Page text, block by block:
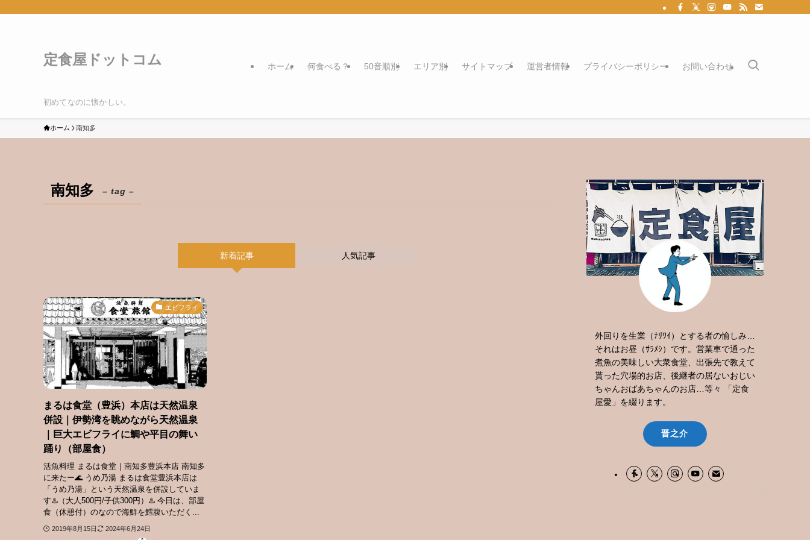
定食屋ドットコム
初めてなのに懐かしい。
ホーム 何食べる？ 50音順別 エリア別 サイトマップ 運営者情報 プライバシーポリシー お問い合わせ
ホーム 南知多
南知多 – tag –
新着記事 人気記事
エビフライ
まるは食堂（豊浜）本店は天然温泉
併設｜伊勢湾を眺めながら天然温泉
｜巨大エビフライに鯛や平目の舞い
踊り（部屋食）
活魚料理 まるは食堂｜南知多豊浜本店 南知多
に来たー🌊 うめ乃湯 まるは食堂豊浜本店は
「うめ乃湯」という天然温泉を併設していま
す♨️（大人500円/子供300円）♨️ 今日は、部屋
食（休憩付）のなので海鮮を鱈腹いただく...
2019年8月15日 2024年6月24日
外回りを生業（ﾅﾘﾜｲ）とする者の愉しみ…
それはお昼（ｻﾗﾒｼ）です。営業車で通った
煮魚の美味しい大衆食堂、出張先で教えて
貰った穴場的お店、後継者の居ないおじい
ちゃんおばあちゃんのお店…等々 「定食
屋愛」を綴ります。
晋之介